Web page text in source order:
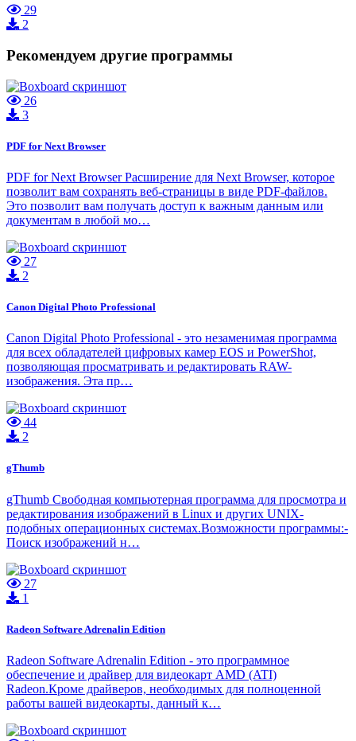
29
2
Рекомендуем другие программы
26
3
PDF for Next Browser
PDF for Next Browser Расширение для Next Browser, которое
позволит вам сохранять веб-страницы в виде PDF-файлов.
Это позволит вам получать доступ к важным данным или
документам в любой мо…
27
2
Canon Digital Photo Professional
Canon Digital Photo Professional - это незаменимая программа
для всех обладателей цифровых камер EOS и PowerShot,
позволяющая просматривать и редактировать RAW-
изображения. Эта пр…
44
2
gThumb
gThumb Cвободная компьютерная программа для просмотра и
редактирования изображений в Linux и других UNIX-
подобных операционных системах.Возможности программы:-
Поиск изображений н…
27
1
Radeon Software Adrenalin Edition
Radeon Software Adrenalin Edition - это программное
обеспечение и драйвер для видеокарт AMD (ATI)
Radeon.Кроме драйверов, необходимых для полноценной
работы вашей видеокарты, данный к…